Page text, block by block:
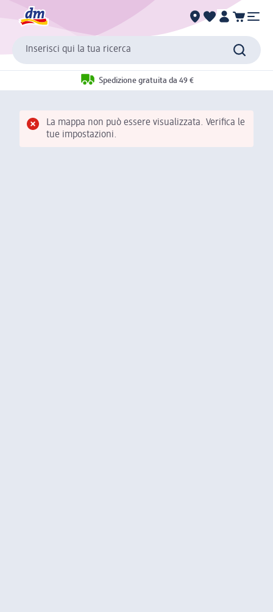
Inserisci qui la tua ricerca
Spedizione gratuita da 49 €
La mappa non può essere visualizzata. Verifica le
tue impostazioni.